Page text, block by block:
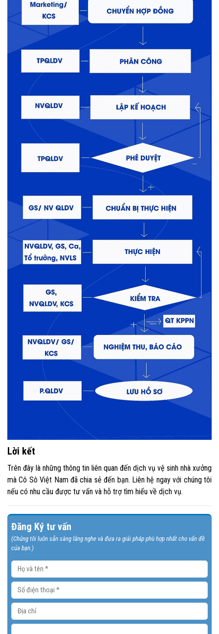
Lời kết
Trên đây là những thông tin liên quan đến dịch vụ vệ sinh nhà xưởng
mà Cô Sô Việt Nam đã chia sẻ đến bạn. Liên hệ ngay với chúng tôi
nếu có nhu cầu được tư vấn và hỗ trợ tìm hiểu về dịch vụ.
Đăng Ký tư vấn
(Chúng tôi luôn sẵn sàng lắng nghe và đưa ra giải pháp phù hợp nhất cho vấn đề
của bạn.)